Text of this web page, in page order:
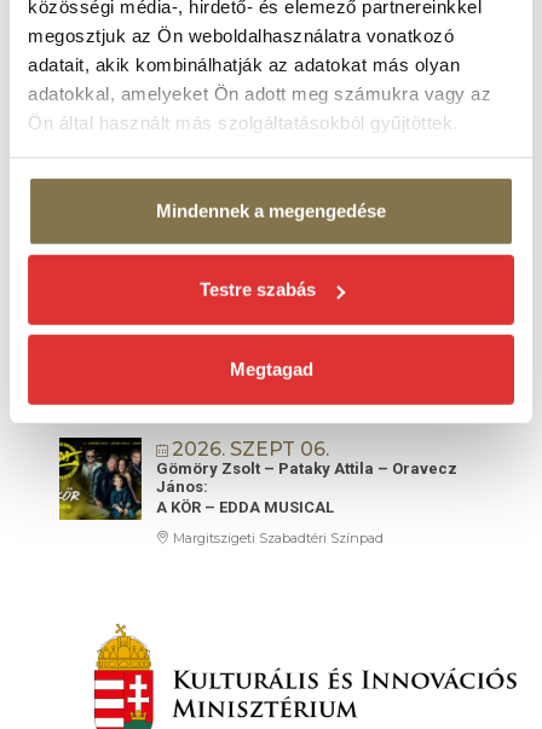
közösségi média-, hirdető- és elemező partnereinkkel
megosztjuk az Ön weboldalhasználatra vonatkozó
adatait, akik kombinálhatják az adatokat más olyan
adatokkal, amelyeket Ön adott meg számukra vagy az
Ön által használt más szolgáltatásokból gyűjtöttek.
Mindennek a megengedése
Testre szabás
Megtagad
Margitszigeti Szabadtéri Színpad
2026. AUG 29.
Szikora Róbert és az R-GO koncert
Margitszigeti Szabadtéri Színpad
BUDAPEST BÁR koncert
Margitszigeti Szabadtéri Színpad
2026. SZEPT 04.
Margitszigeti Szabadtéri Színpad
2026. SZEPT 06.
Gömöry Zsolt – Pataky Attila – Oravecz
János:
A KÖR – EDDA MUSICAL
Margitszigeti Szabadtéri Színpad